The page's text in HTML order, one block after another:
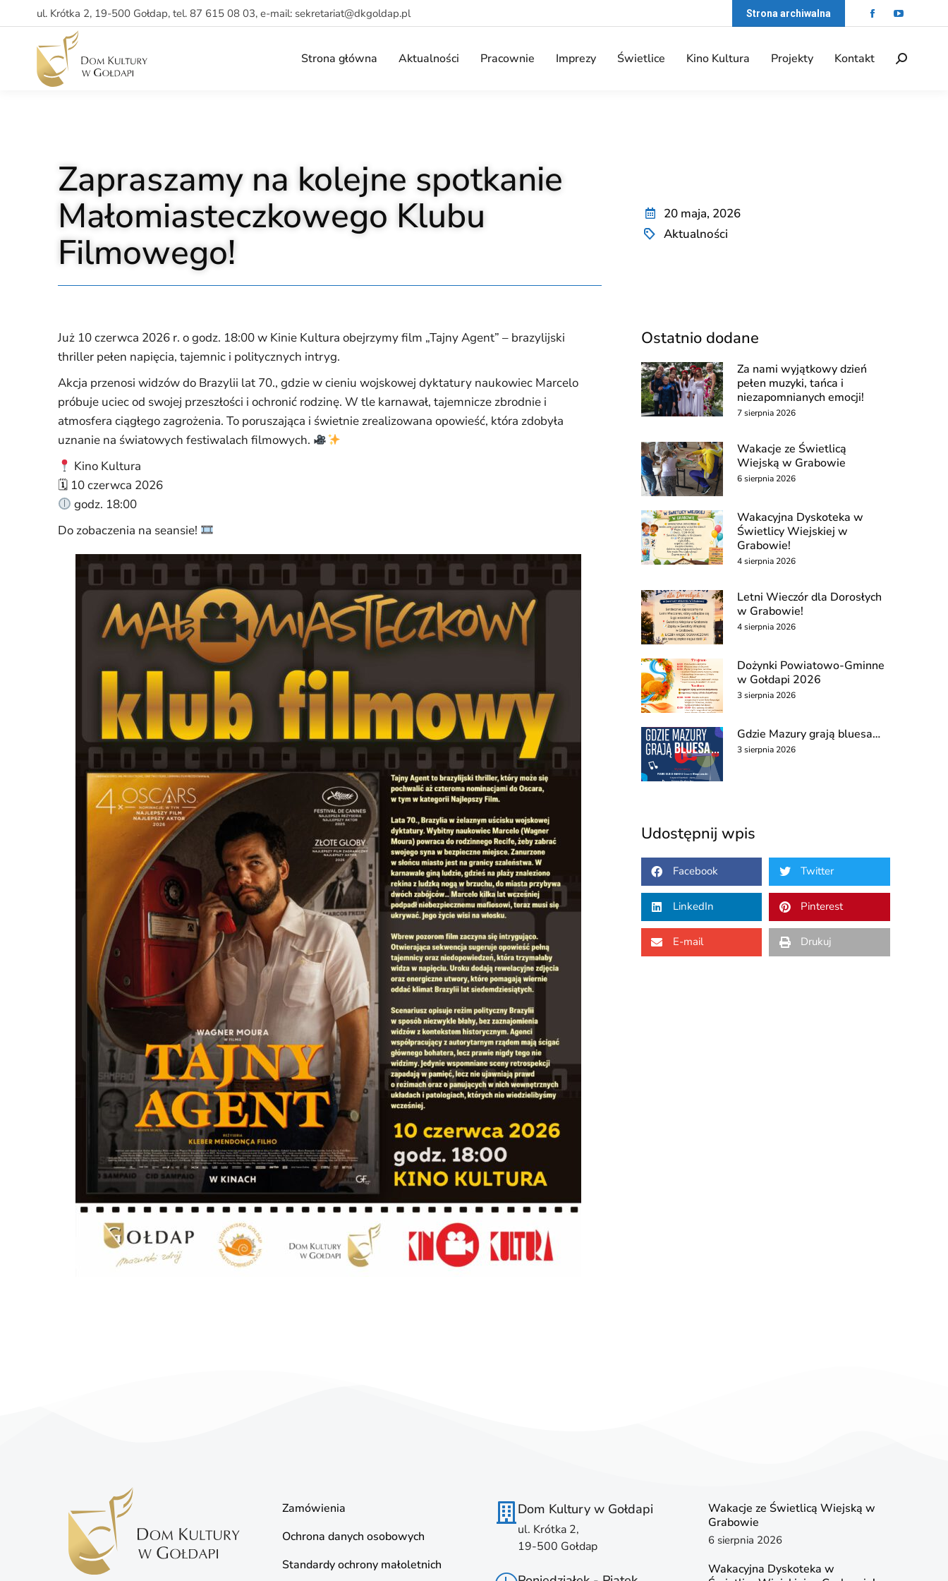
ul. Krótka 2, 19-500 Gołdap, tel. 87 615 08 03, e-mail: sekretariat@dkgoldap.pl Strona archiwalna
Strona główna Aktualności Pracownie Imprezy Świetlice Kino Kultura Projekty Kontakt
Zapraszamy na kolejne spotkanie
Małomiasteczkowego Klubu
Filmowego!
20 maja, 2026
Aktualności
Już 10 czerwca 2026 r. o godz. 18:00 w Kinie Kultura obejrzymy film „Tajny Agent” – brazylijski
thriller pełen napięcia, tajemnic i politycznych intryg.
Akcja przenosi widzów do Brazylii lat 70., gdzie w cieniu wojskowej dyktatury naukowiec Marcelo
próbuje uciec od swojej przeszłości i ochronić rodzinę. W tle karnawał, tajemnicze zbrodnie i
atmosfera ciągłego zagrożenia. To poruszająca i świetnie zrealizowana opowieść, która zdobyła
uznanie na światowych festiwalach filmowych.
Kino Kultura
🗓 10 czerwca 2026
godz. 18:00
Do zobaczenia na seansie!
Ostatnio dodane
Za nami wyjątkowy dzień
pełen muzyki, tańca i
niezapomnianych emocji!
7 sierpnia 2026
Wakacje ze Świetlicą
Wiejską w Grabowie
6 sierpnia 2026
Wakacyjna Dyskoteka w
Świetlicy Wiejskiej w
Grabowie!
4 sierpnia 2026
Letni Wieczór dla Dorosłych
w Grabowie!
4 sierpnia 2026
Dożynki Powiatowo-Gminne
w Gołdapi 2026
3 sierpnia 2026
Gdzie Mazury grają bluesa…
3 sierpnia 2026
Udostępnij wpis
Facebook Twitter
LinkedIn Pinterest
E-mail Drukuj
Zamówienia
Ochrona danych osobowych
Standardy ochrony małoletnich
Dom Kultury w Gołdapi
ul. Krótka 2,
19-500 Gołdap
Wakacje ze Świetlicą Wiejską w
Grabowie
6 sierpnia 2026
Wakacyjna Dyskoteka w